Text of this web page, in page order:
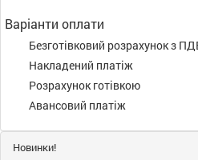
Варіанти оплати
Безготівковий розрахунок з
Накладений платіж
Розрахунок готівкою
Авансовий платіж
Новинки!